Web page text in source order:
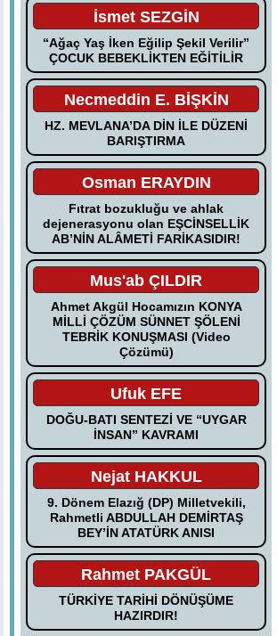
İsmet SEZGİN
“Ağaç Yaş İken Eğilip Şekil Verilir”
ÇOCUK BEBEKLİKTEN EĞİTİLİR
Necmeddin E. BİŞKİN
HZ. MEVLANA’DA DİN İLE DÜZENİ
BARIŞTIRMA
Osman ERAYDIN
Fıtrat bozukluğu ve ahlak
dejenerasyonu olan EŞCİNSELLİK
AB’NİN ALÂMETİ FARİKASIDIR!
Mus'ab ÇILDIR
Ahmet Akgül Hocamızın KONYA
MİLLİ ÇÖZÜM SÜNNET ŞÖLENİ
TEBRİK KONUŞMASI (Video
Çözümü)
Ufuk EFE
DOĞU-BATI SENTEZİ VE “UYGAR
İNSAN” KAVRAMI
Nejat HAKKUL
9. Dönem Elazığ (DP) Milletvekili,
Rahmetli ABDULLAH DEMİRTAŞ
BEY’İN ATATÜRK ANISI
Rahmet PAKGÜL
TÜRKİYE TARİHİ DÖNÜŞÜME
HAZIRDIR!